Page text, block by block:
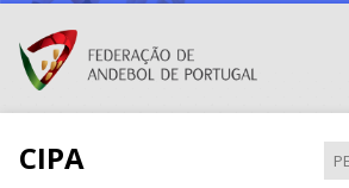
CIPA